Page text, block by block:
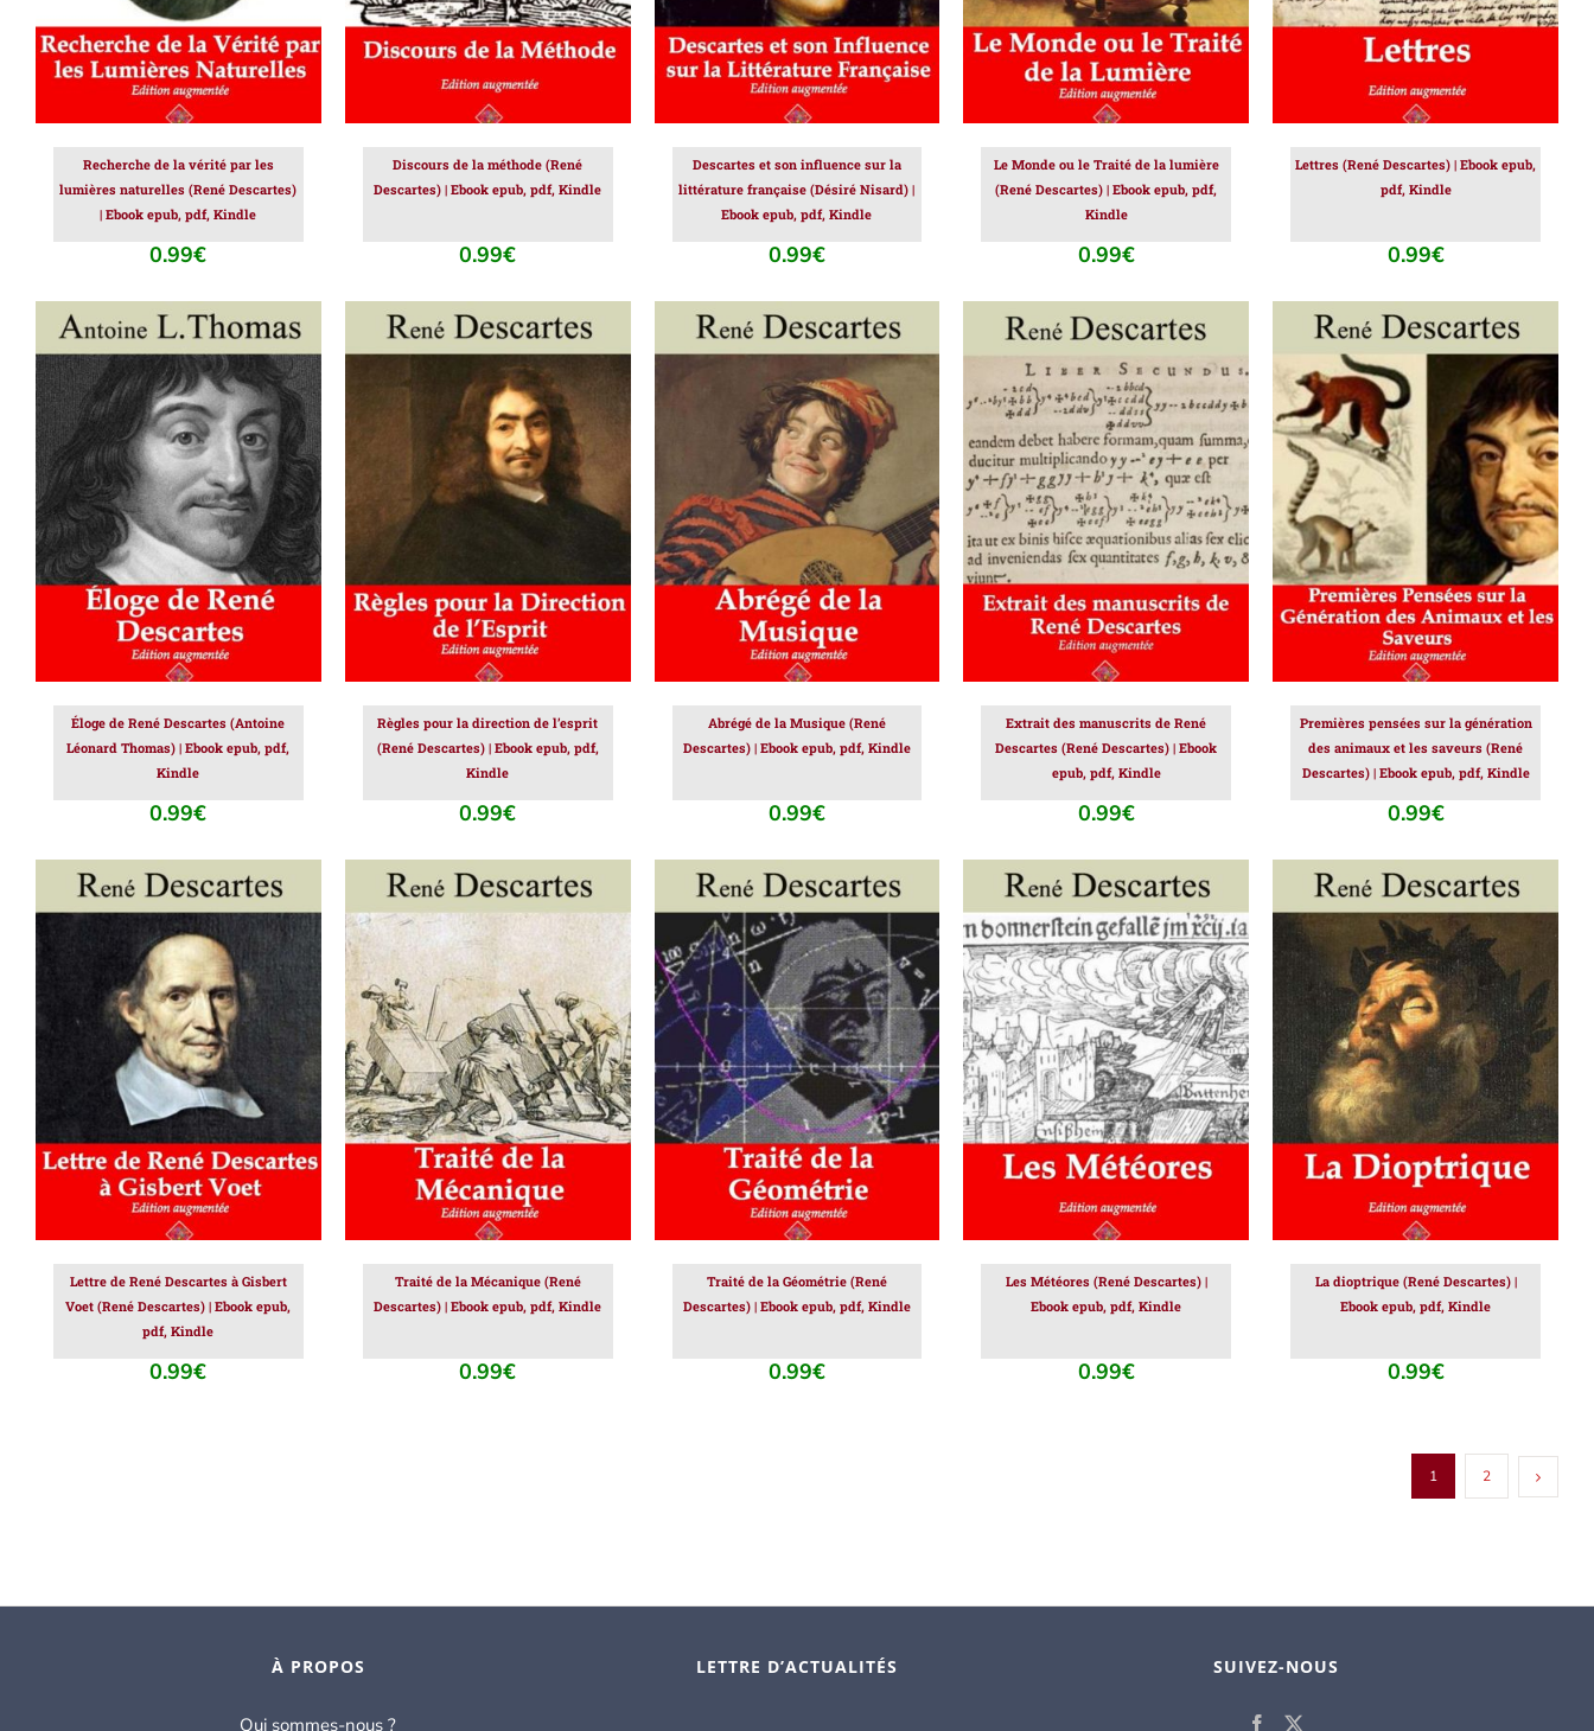
Recherche de la vérité par les
lumières naturelles (René Descartes)
| Ebook epub, pdf, Kindle
0.99€
Discours de la méthode (René
Descartes) | Ebook epub, pdf, Kindle
0.99€
Descartes et son influence sur la
littérature française (Désiré Nisard) |
Ebook epub, pdf, Kindle
0.99€
Le Monde ou le Traité de la lumière
(René Descartes) | Ebook epub, pdf,
Kindle
0.99€
Lettres (René Descartes) | Ebook epub,
pdf, Kindle
0.99€
AJOUTER AU PANIER
/
DÉTAILS
Éloge de René Descartes (Antoine
Léonard Thomas) | Ebook epub, pdf,
Kindle
0.99€
AJOUTER AU PANIER
/
DÉTAILS
Règles pour la direction de l’esprit
(René Descartes) | Ebook epub, pdf,
Kindle
0.99€
AJOUTER AU PANIER
DÉTAILS
Abrégé de la Musique (René
Descartes) | Ebook epub, pdf, Kindle
0.99€
AJOUTER AU PANIER
/
DÉTAILS
Extrait des manuscrits de René
Descartes (René Descartes) | Ebook
epub, pdf, Kindle
0.99€
AJOUTER AU PANIER
/
DÉTAILS
Premières pensées sur la génération
des animaux et les saveurs (René
Descartes) | Ebook epub, pdf, Kindle
0.99€
AJOUTER AU PANIER
DÉTAILS
Lettre de René Descartes à Gisbert
Voet (René Descartes) | Ebook epub,
pdf, Kindle
0.99€
AJOUTER AU PANIER
/
DÉTAILS
Traité de la Mécanique (René
Descartes) | Ebook epub, pdf, Kindle
0.99€
AJOUTER AU PANIER
/
DÉTAILS
Traité de la Géométrie (René
Descartes) | Ebook epub, pdf, Kindle
0.99€
AJOUTER AU PANIER
/
DÉTAILS
Les Météores (René Descartes) |
Ebook epub, pdf, Kindle
0.99€
AJOUTER AU PANIER
/
DÉTAILS
La dioptrique (René Descartes) |
Ebook epub, pdf, Kindle
0.99€
1 2
À PROPOS
Qui sommes-nous ?
LETTRE D’ACTUALITÉS SUIVEZ-NOUS